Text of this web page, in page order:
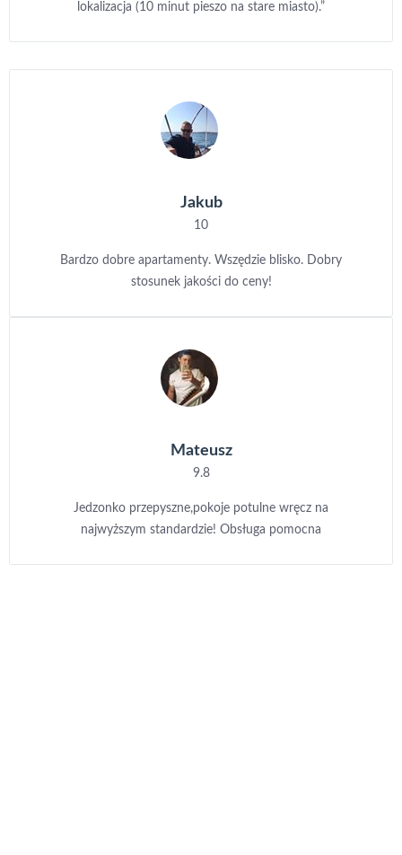
lokalizacja (10 minut pieszo na stare miasto).”
Bardzo dobre apartamenty. Wszędzie blisko. Dobry
stosunek jakości do ceny!
Jakub
10
Jedzonko przepyszne,pokoje potulne wręcz na
najwyższym standardzie! Obsługa pomocna
Mateusz
9.8